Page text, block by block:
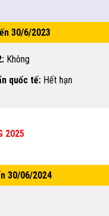
30/6/2023
Không
quốc tế:Hết hạn
2025
30/06/2024